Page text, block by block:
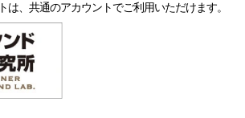
は、共通のアカウントでご利用いただけます。